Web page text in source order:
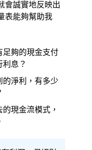
會誠實地反映出
表能夠幫助我
足夠的現金支付
息？
的淨利，有多少
現金流模式，